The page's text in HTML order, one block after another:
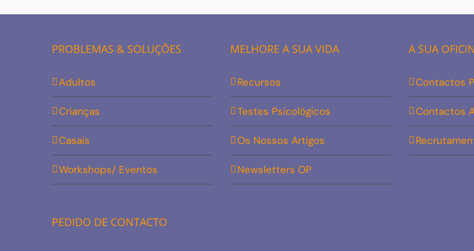
PROBLEMAS & SOLUÇÕES
Adultos
Crianças
Casais
Workshops/ Eventos
PEDIDO DE CONTACTO
MELHORE A SUA VIDA
Recursos
Testes Psicológicos
Os Nossos Artigos
Newsletters OP
A SUA
Contactos
Contactos